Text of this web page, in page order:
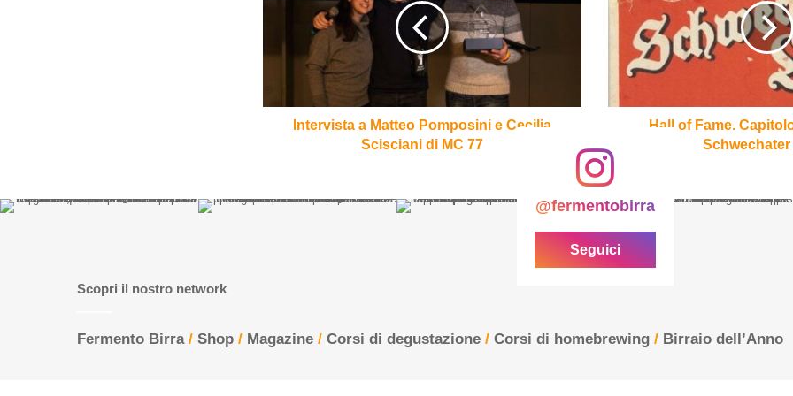
Scisciani
MC
Intervista a Matteo Pomposini e Cecilia
Scisciani di MC 77
Capitolo
Dreher
Lager
Hall of Fame.
Schwechater
@fermentobirra
Seguici
Scopri il nostro network
Fermento Birra/ Shop / Magazine / Corsi di degustazione / Corsi di homebrewing / Birraio dell’Anno